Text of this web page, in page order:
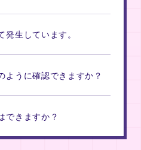
発生しています。
ように確認できますか？
できますか？